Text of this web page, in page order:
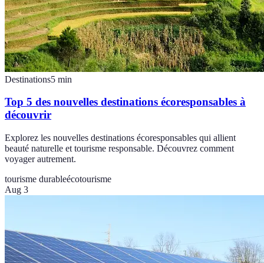
Destinations5 min
Top 5 des nouvelles destinations écoresponsables à
découvrir
Explorez les nouvelles destinations écoresponsables qui allient
beauté naturelle et tourisme responsable. Découvrez comment
voyager autrement.
tourisme durableécotourisme
Aug 3